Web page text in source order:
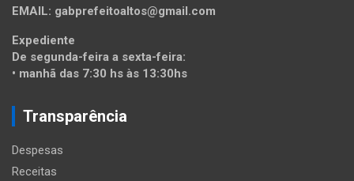
EMAIL: gabprefeitoaltos@gmail.com
Expediente
De segunda-feira a sexta-feira:
• manhã das 7:30 hs às 13:30hs
Transparência
Despesas
Receitas